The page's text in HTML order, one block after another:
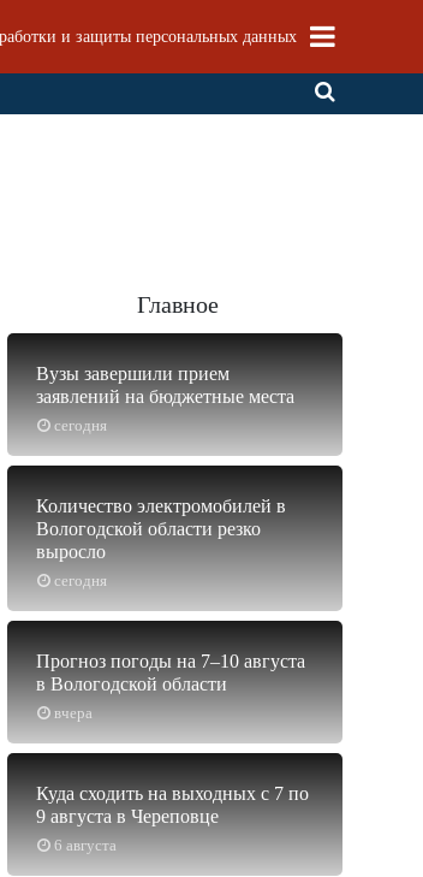
и защиты персональных данных
Главное
сегодня
Вузы завершили прием
заявлений на бюджетные места
сегодня
Количество электромобилей в
Вологодской области резко
выросло
вчера
Прогноз погоды на 7–10 августа
в Вологодской области
6 августа
Куда сходить на выходных с 7 по
9 августа в Череповце